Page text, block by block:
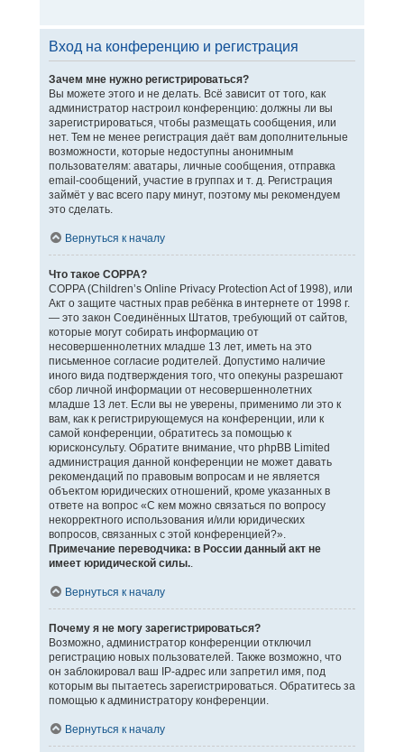
Вход на конференцию и регистрация
Зачем мне нужно регистрироваться?
Вы можете этого и не делать. Всё зависит от того, как
администратор настроил конференцию: должны ли вы
зарегистрироваться, чтобы размещать сообщения, или
нет. Тем не менее регистрация даёт вам дополнительные
возможности, которые недоступны анонимным
пользователям: аватары, личные сообщения, отправка
email-сообщений, участие в группах и т. д. Регистрация
займёт у вас всего пару минут, поэтому мы рекомендуем
это сделать.
Вернуться к началу
Что такое COPPA?
COPPA (Children’s Online Privacy Protection Act of 1998), или
Акт о защите частных прав ребёнка в интернете от 1998 г.
— это закон Соединённых Штатов, требующий от сайтов,
которые могут собирать информацию от
несовершеннолетних младше 13 лет, иметь на это
письменное согласие родителей. Допустимо наличие
иного вида подтверждения того, что опекуны разрешают
сбор личной информации от несовершеннолетних
младше 13 лет. Если вы не уверены, применимо ли это к
вам, как к регистрирующемуся на конференции, или к
самой конференции, обратитесь за помощью к
юрисконсульту. Обратите внимание, что phpBB Limited
администрация данной конференции не может давать
рекомендаций по правовым вопросам и не является
объектом юридических отношений, кроме указанных в
ответе на вопрос «С кем можно связаться по вопросу
некорректного использования и/или юридических
вопросов, связанных с этой конференцией?».
Примечание переводчика: в России данный акт не
имеет юридической силы..
Вернуться к началу
Почему я не могу зарегистрироваться?
Возможно, администратор конференции отключил
регистрацию новых пользователей. Также возможно, что
он заблокировал ваш IP-адрес или запретил имя, под
которым вы пытаетесь зарегистрироваться. Обратитесь за
помощью к администратору конференции.
Вернуться к началу